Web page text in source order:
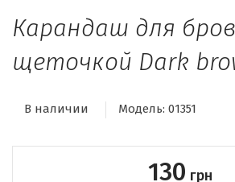
Карандаш для
щеточкой Dark
В наличии Модель: 01351
130 грн